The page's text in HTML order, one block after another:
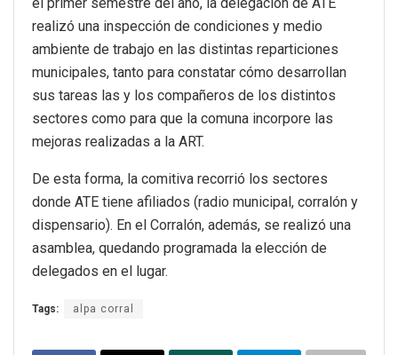
realizó una inspección de condiciones y medio
ambiente de trabajo en las distintas reparticiones
municipales, tanto para constatar cómo desarrollan
sus tareas las y los compañeros de los distintos
sectores como para que la comuna incorpore las
mejoras realizadas a la ART.
De esta forma, la comitiva recorrió los sectores
donde ATE tiene afiliados (radio municipal, corralón y
dispensario). En el Corralón, además, se realizó una
asamblea, quedando programada la elección de
delegados en el lugar.
Tags: alpa corral